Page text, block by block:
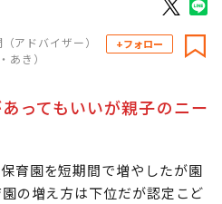
アドバイザー）
あき）
+フォロー
ってもいいが親子のニー
育園を短期間で増やしたが園
の増え方は下位だが認定こど